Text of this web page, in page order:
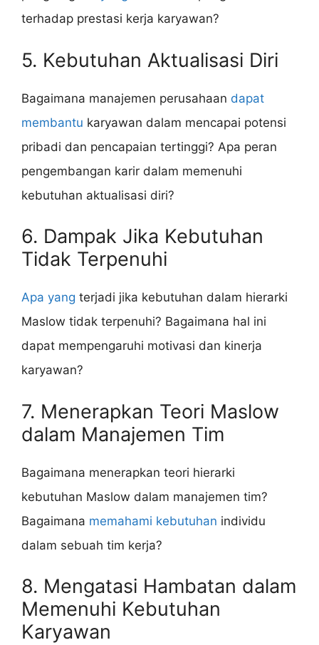
terhadap prestasi kerja karyawan?
5. Kebutuhan Aktualisasi Diri
Bagaimana manajemen perusahaan dapat
membantu karyawan dalam mencapai potensi
pribadi dan pencapaian tertinggi? Apa peran
pengembangan karir dalam memenuhi
kebutuhan aktualisasi diri?
6. Dampak Jika Kebutuhan
Tidak Terpenuhi
Apa yang terjadi jika kebutuhan dalam hierarki
Maslow tidak terpenuhi? Bagaimana hal ini
dapat mempengaruhi motivasi dan kinerja
karyawan?
7. Menerapkan Teori Maslow
dalam Manajemen Tim
Bagaimana menerapkan teori hierarki
kebutuhan Maslow dalam manajemen tim?
Bagaimana memahami kebutuhan individu
dalam sebuah tim kerja?
8. Mengatasi Hambatan dalam
Memenuhi Kebutuhan
Karyawan